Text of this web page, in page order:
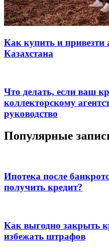
Как купить и привезти
Казахстана
Что делать, если ваш
коллекторскому
руководство
Популярные
Ипотека после
получить кредит?
Как выгодно закрыть
избежать штрафов